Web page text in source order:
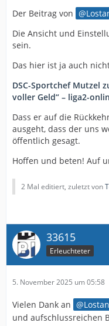
Der Beitrag von
Die Ansicht und
sein.
Das hier ist ja auch
DSC-Sportchef Mutzel
voller Geld“ – liga2-
Dass er auf die
ausgeht, dass der uns
öffentlich gesagt.
Hoffen und beten! Auf
2 Mal editiert, zuletzt von
33615
Erleuchteter
5. November 2025 um 05:58
Vielen Dank an
und aufschlussreichen